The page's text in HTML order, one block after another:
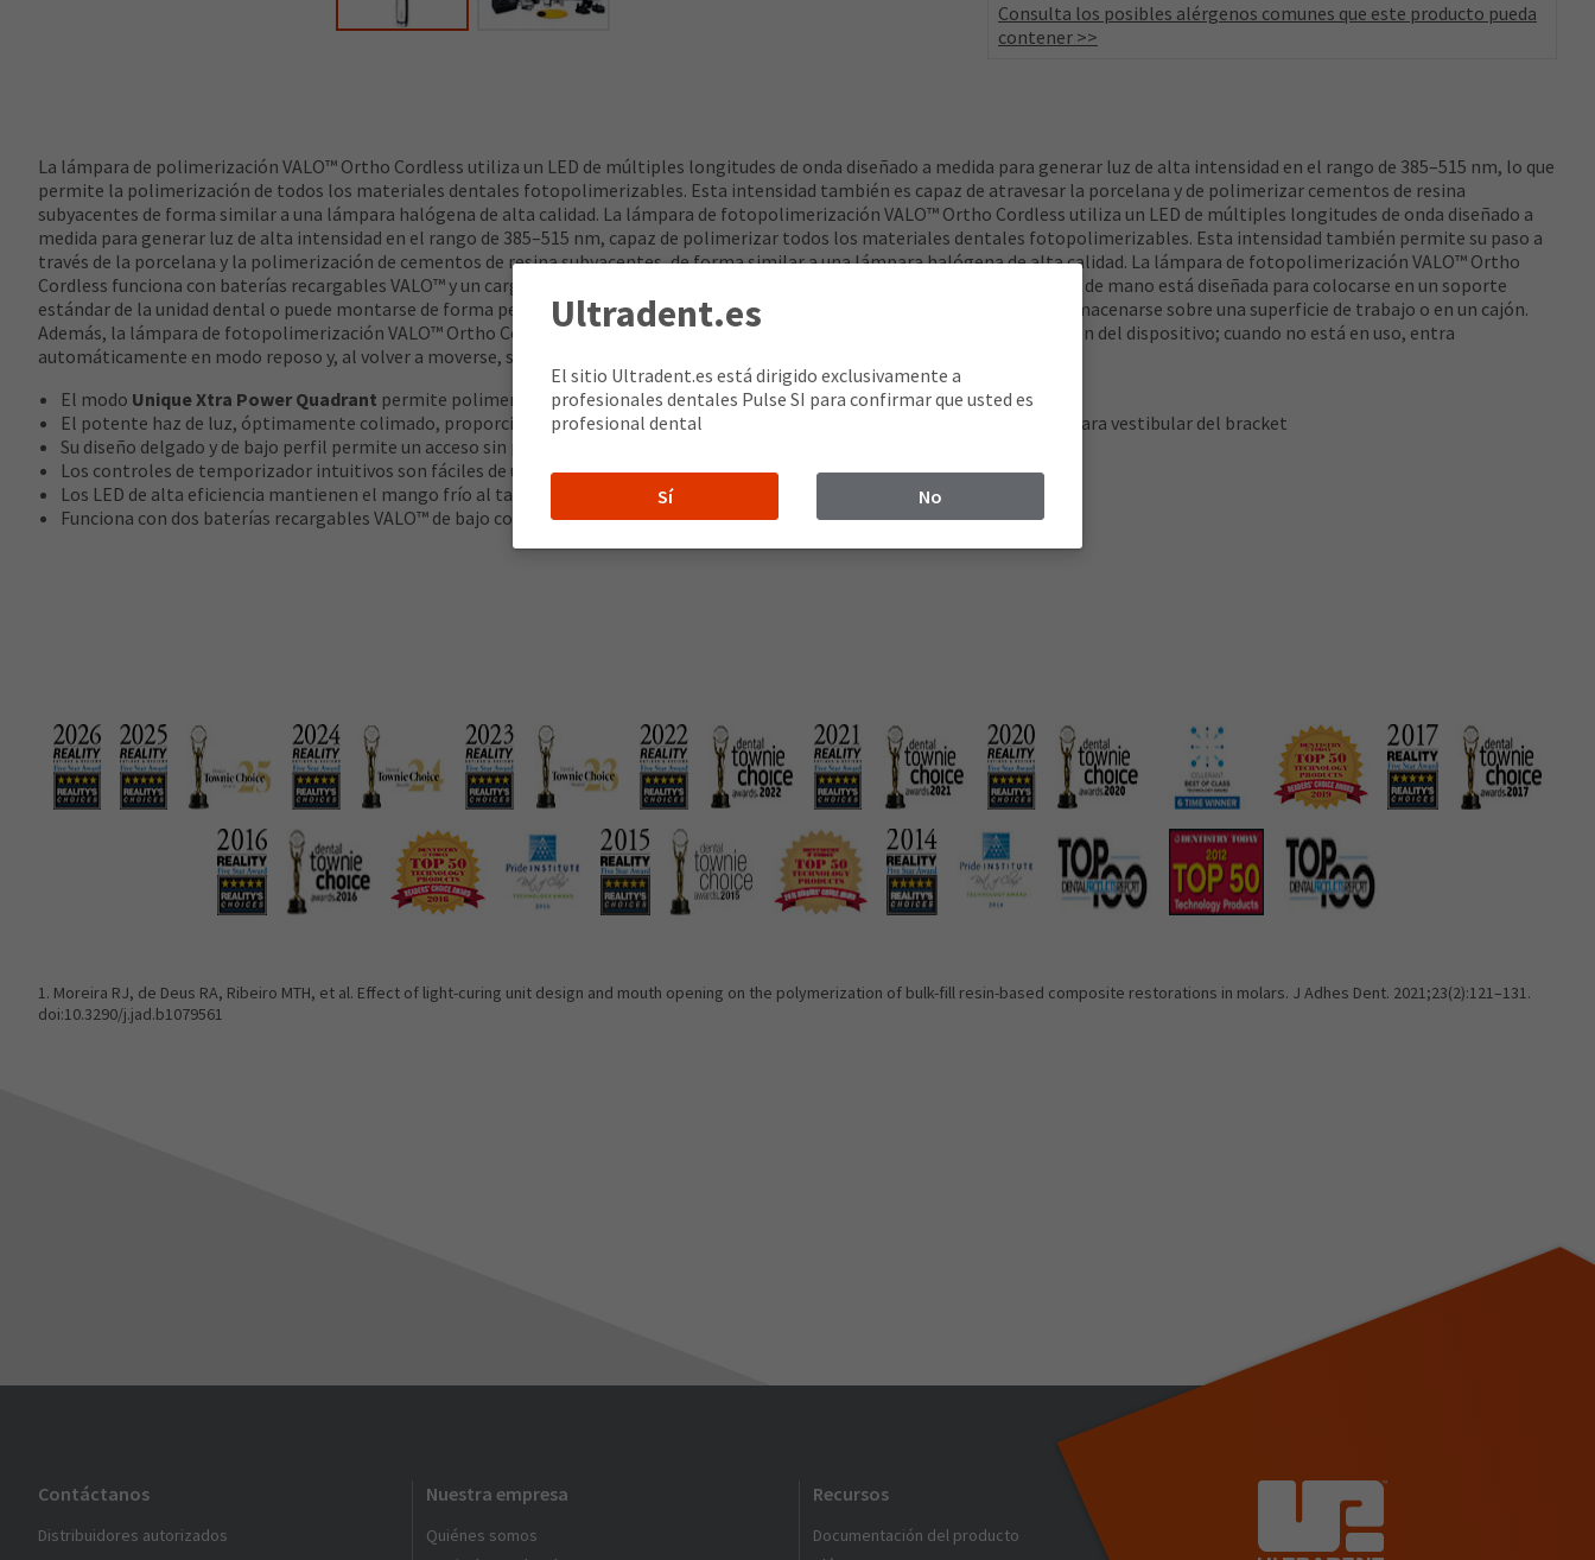
Consulta los posibles alérgenos comunes que este producto pueda
contener >>
La lámpara de polimerización VALO™ Ortho Cordless utiliza un LED de múltiples longitudes de onda diseñado a medida para generar luz de alta intensidad en el rango de 385–515 nm, lo que
permite la polimerización de todos los materiales dentales fotopolimerizables. Esta intensidad también es capaz de atravesar la porcelana y de polimerizar cementos de resina
subyacentes de forma similar a una lámpara halógena de alta calidad. La lámpara de fotopolimerización VALO™ Ortho Cordless utiliza un LED de múltiples longitudes de onda diseñado a
medida para generar luz de alta intensidad en el rango de 385–515 nm, capaz de polimerizar todos los materiales dentales fotopolimerizables. Esta intensidad también permite su paso a
través de la porcelana y la polimerización de cementos de resina subyacentes, de forma similar a una lámpara halógena de alta calidad. La lámpara de fotopolimerización VALO™ Ortho
Cordless funciona con baterías recargables VALO™ y un cargador compatible con tomas de corriente de 100 a 240 voltios. La pieza de mano está diseñada para colocarse en un soporte
estándar de la unidad dental o puede montarse de forma personalizada utilizando el soporte incluido en el kit. También puede almacenarse sobre una superficie de trabajo o en un cajón.
Además, la lámpara de fotopolimerización VALO™ Ortho Cordless incorpora un sensor de movimiento que detecta la manipulación del dispositivo; cuando no está en uso, entra
automáticamente en modo reposo y, al volver a moverse, se reactiva con el último ajuste utilizado.
El modo Unique Xtra Power Quadrant permite polimerizar rápido y eficientemente cinco dientes con una sola pulsación
El potente haz de luz, óptimamente colimado, proporciona polimerizaciones uniformes y constantes directamente sobre la cara vestibular del bracket
Su diseño delgado y de bajo perfil permite un acceso sin precedentes a cualquier zona de la boca¹
Los controles de temporizador intuitivos son fáciles de usar y muy sencillos de manejar
Los LED de alta eficiencia mantienen el mango frío al tacto durante su uso
Funciona con dos baterías recargables VALO™ de bajo coste
1. Moreira RJ, de Deus RA, Ribeiro MTH, et al. Effect of light-curing unit design and mouth opening on the polymerization of bulk-fill resin-based composite restorations in molars. J Adhes Dent. 2021;23(2):121–131.
doi:10.3290/j.jad.b1079561
Contáctanos
Distribuidores autorizados
Nuestra empresa
Quiénes somos
Recursos
Documentación del producto
Ultradent.es
El sitio Ultradent.es está dirigido exclusivamente a
profesionales dentales Pulse SI para confirmar que usted es
profesional dental
Sí No